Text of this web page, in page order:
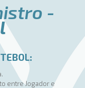
-
entre Jogador e